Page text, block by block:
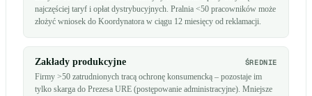
najczęściej taryf i opłat dystrybucyjnych. Pralnia <50 pracowników może
złożyć wniosek do Koordynatora w ciągu 12 miesięcy od reklamacji.
Zakłady produkcyjne ŚREDNIE
Firmy >50 zatrudnionych tracą ochronę konsumencką – pozostaje im
tylko skarga do Prezesa URE (postępowanie administracyjne). Mniejsze